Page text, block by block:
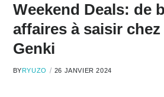
Weekend Deals: de
affaires à saisir
Genki
BY RYUZO 26 JANVIER 2024